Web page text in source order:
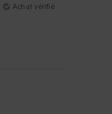
Achat vérifié